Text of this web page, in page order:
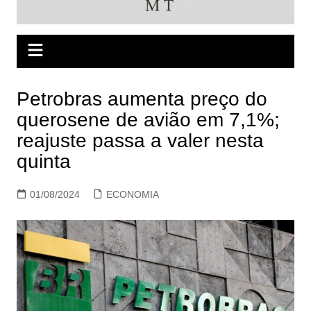
Petrobras aumenta preço do
querosene de avião em 7,1%;
reajuste passa a valer nesta
quinta
01/08/2024 ECONOMIA